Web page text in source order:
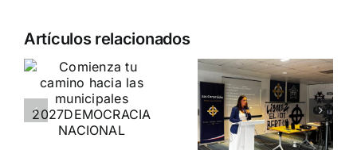
Artículos relacionados
Entrevista a
Jennifer
Amaro
participa en
«La
Burbuja»
de